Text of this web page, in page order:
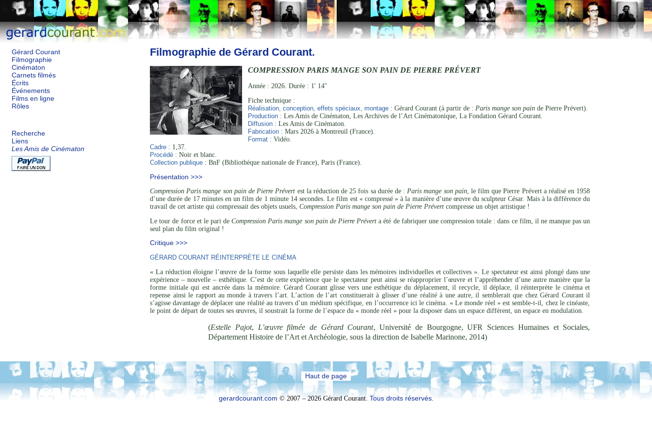
Gérard Courant
Filmographie
Cinématon
Carnets filmés
Écrits
Événements
Films en ligne
Rôles
Recherche
Liens
Les Amis de Cinématon
Filmographie de Gérard Courant.
COMPRESSION PARIS MANGE SON PAIN DE PIERRE PRÉVERT
Année : 2026. Durée : 1' 14''
Fiche technique :
Réalisation, conception, effets spéciaux, montage : Gérard Courant (à partir de : Paris mange son pain de Pierre Prévert).
Production : Les Amis de Cinématon, Les Archives de l’Art Cinématonique, La Fondation Gérard Courant.
Diffusion : Les Amis de Cinématon.
Fabrication : Mars 2026 à Montreuil (France).
Format : Vidéo.
Cadre : 1,37.
Procédé : Noir et blanc.
Collection publique : BnF (Bibliothèque nationale de France), Paris (France).
Présentation >>>
Compression Paris mange son pain de Pierre Prévert est la réduction de 25 fois sa durée de :Paris mange son pain, le film que Pierre Prévert a réalisé en 1958
d’une durée de 17 minutes en un film de 1 minute 14 secondes. Le film est « compressé » à la manière d’une œuvre du sculpteur César. Mais à la différence du
travail de cet artiste qui compressait des objets usuels,Compression Paris mange son pain de Pierre Prévert compresse un objet artistique !
Le tour de force et le pari deCompression Paris mange son pain de Pierre Prévert a été de fabriquer une compression totale : dans ce film, il ne manque pas un
seul plan du film original !
Critique >>>
GÉRARD COURANT RÉINTERPRÈTE LE CINÉMA
« La réduction éloigne l’œuvre de la forme sous laquelle elle persiste dans les mémoires individuelles et collectives ». Le spectateur est ainsi plongé dans une
expérience – nouvelle – esthétique. C’est de cette expérience que le spectateur peut ainsi se réapproprier l’œuvre et l’appréhender d’une autre manière que la
forme initiale qui est ancrée dans la mémoire. Gérard Courant glisse vers une esthétique du déplacement, il recycle, il déplace, il réinterprète le cinéma et
repense ainsi le rapport au monde à travers l’art. L’action de l’art constituerait à glisser d’une réalité à une autre, il semblerait que chez Gérard Courant il
s’agisse davantage de déplacer une réalité au travers d’un médium spécifique, en l’occurrence ici le cinéma. « Le monde réel » est semble-t-il, chez le cinéaste,
le point de départ de toutes ses œuvres, il soustrait la forme de l’espace du « monde réel » pour la disposer dans un espace différent, un espace en modulation.
(Estelle Pajot, L’œuvre filmée de Gérard Courant, Université de Bourgogne, UFR Sciences Humaines et Sociales,
Département Histoire de l’Art et Archéologie, sous la direction de Isabelle Marinone, 2014)
Haut de page
gerardcourant.com © 2007 – 2026 Gérard Courant. Tous droits réservés.